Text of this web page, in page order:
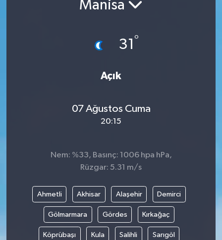
Manisa
31 °
Açık
07 Ağustos Cuma
20:15
Nem: %33, Basınç: 1006 hpa hPa,
Rüzgar: 5.31 m/s
Ahmetli Akhisar Alaşehir Demirci
Gölmarmara Gördes Kırkağaç
Köprübaşı Kula Salihli Sarıgöl
BİLİM VE TEKNOLOJİ
HABERDE İNSAN
KÜLTÜR SANAT